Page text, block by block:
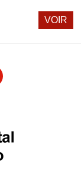
VOIR